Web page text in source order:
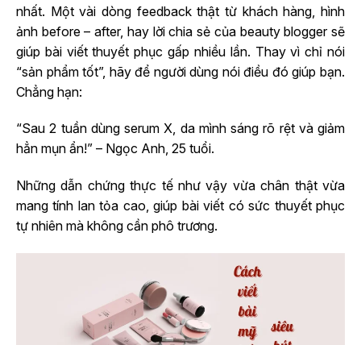
nhất. Một vài dòng feedback thật từ khách hàng, hình
ảnh before – after, hay lời chia sẻ của beauty blogger sẽ
giúp bài viết thuyết phục gấp nhiều lần. Thay vì chỉ nói
“sản phẩm tốt”, hãy để người dùng nói điều đó giúp bạn.
Chẳng hạn:
“Sau 2 tuần dùng serum X, da mình sáng rõ rệt và giảm
hẳn mụn ẩn!” – Ngọc Anh, 25 tuổi.
Những dẫn chứng thực tế như vậy vừa chân thật vừa
mang tính lan tỏa cao, giúp bài viết có sức thuyết phục
tự nhiên mà không cần phô trương.